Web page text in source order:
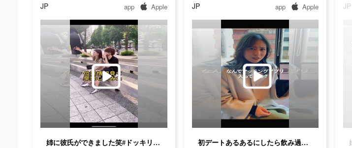
JP app Apple
姉に彼氏ができました笑#ドッキリ #姉妹 #イタズラ #おすすめ #pr #あーダインしよ
JP app Apple
初デートあるあるにしたら飲み過ぎ？wみんなどんなデートしてる？#dine #恋愛あるある #デートあるある #出会い系 #マッチングアプリ #初デート #pr
JP